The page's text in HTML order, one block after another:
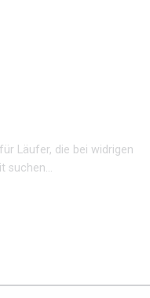
Läufer, die bei widrigen
suchen…